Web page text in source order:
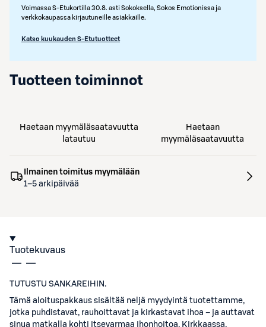
Voimassa S-Etukortilla 30.8. asti Sokoksella, Sokos Emotionissa ja
verkkokaupassa kirjautuneille asiakkaille.
Katso kuukauden S-Etutuotteet
Tuotteen toiminnot
Haetaan myymäläsaatavuutta
latautuu
Haetaan
myymäläsaatavuutta
Ilmainen toimitus myymälään
1–5 arkipäivää
Tuotekuvaus
TUTUSTU SANKAREIHIN.
Tämä aloituspakkaus sisältää neljä myydyintä tuotettamme,
jotka puhdistavat, rauhoittavat ja kirkastavat ihoa – ja auttavat
sinua matkalla kohti itsevarmaa ihonhoitoa. Kirkkaassa,